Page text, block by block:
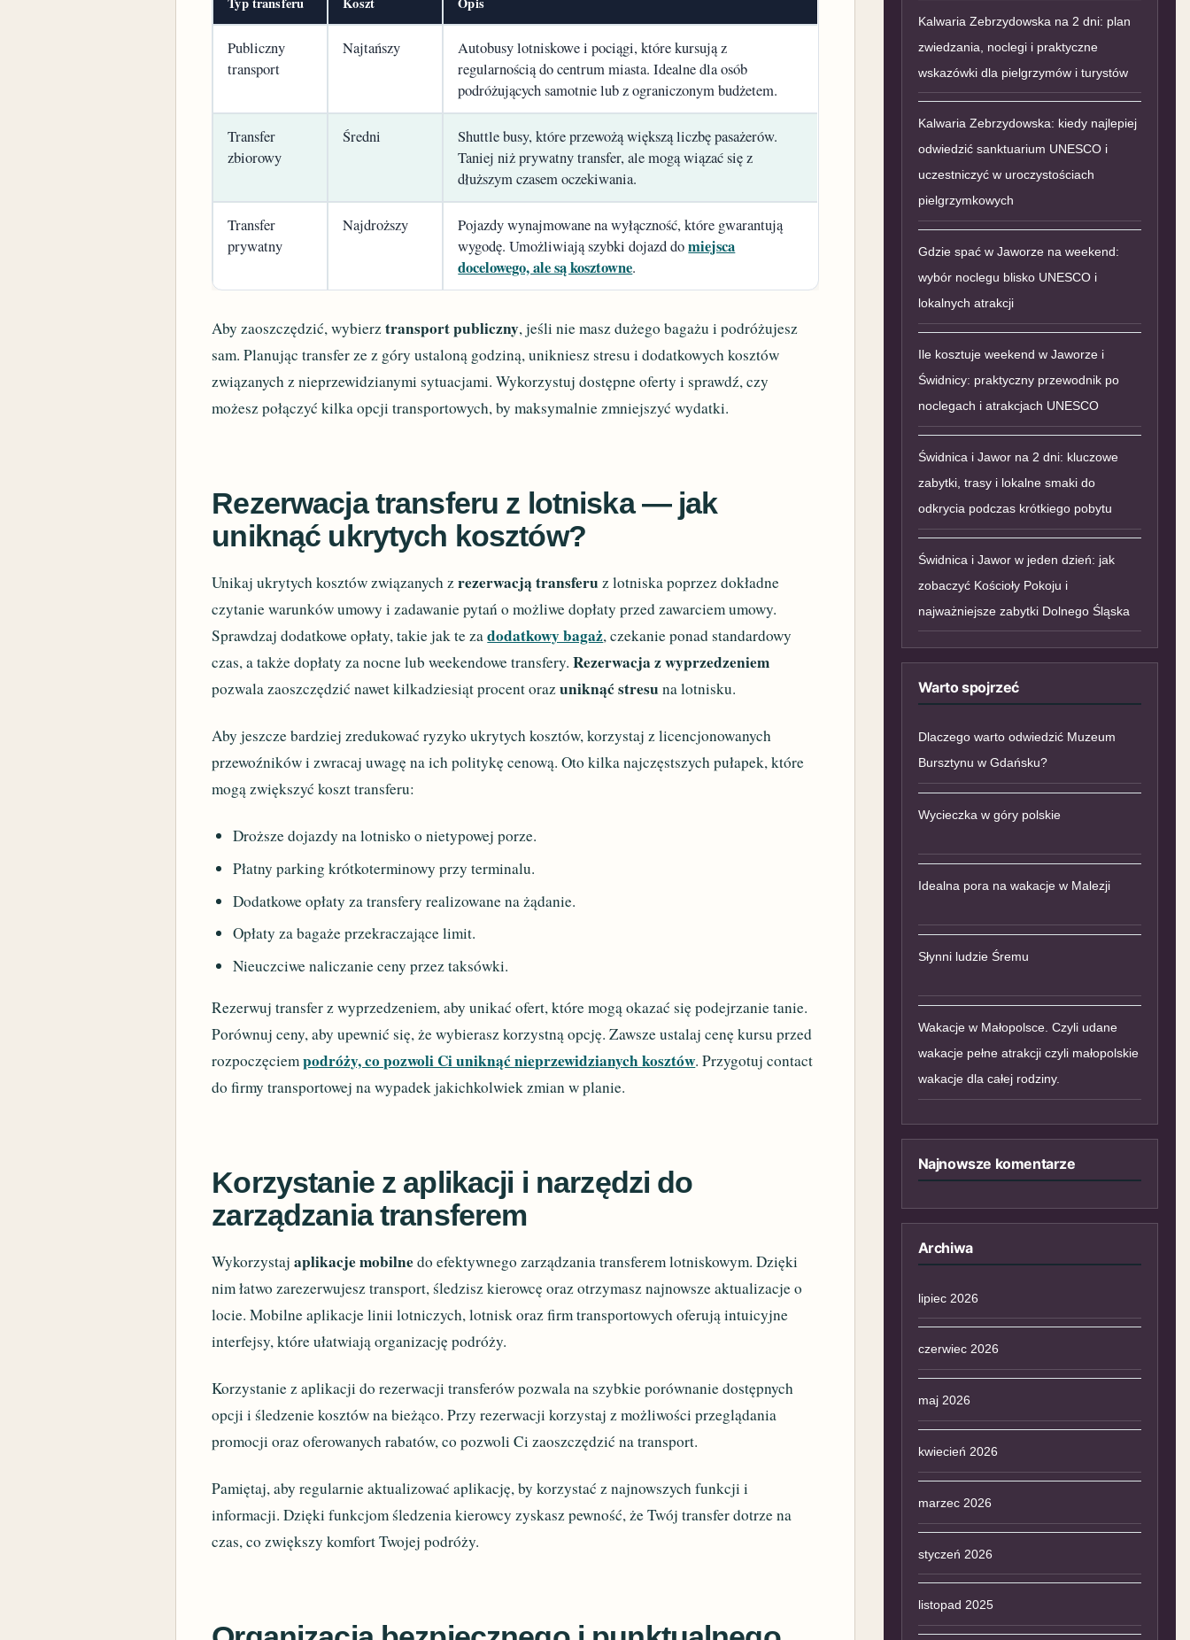
Publiczny
transport
Najtańszy
Autobusy lotniskowe i pociągi, które kursują z
regularnością do centrum miasta. Idealne dla osób
podróżujących samotnie lub z ograniczonym budżetem.
Transfer
zbiorowy
Średni
Shuttle busy, które przewożą większą liczbę pasażerów.
Taniej niż prywatny transfer, ale mogą wiązać się z
dłuższym czasem oczekiwania.
Transfer
prywatny
Najdroższy
Pojazdy wynajmowane na wyłączność, które gwarantują
wygodę. Umożliwiają szybki dojazd domiejsca
docelowego, ale są kosztowne.
Aby zaoszczędzić, wybierztransport publiczny, jeśli nie masz dużego bagażu i podróżujesz
sam. Planując transfer ze z góry ustaloną godziną, unikniesz stresu i dodatkowych kosztów
związanych z nieprzewidzianymi sytuacjami. Wykorzystuj dostępne oferty i sprawdź, czy
możesz połączyć kilka opcji transportowych, by maksymalnie zmniejszyć wydatki.
Rezerwacja transferu z lotniska — jak
uniknąć ukrytych kosztów?
Unikaj ukrytych kosztów związanych zrezerwacją transferuz lotniska poprzez dokładne
czytanie warunków umowy i zadawanie pytań o możliwe dopłaty przed zawarciem umowy.
Sprawdzaj dodatkowe opłaty, takie jak te zadodatkowy bagaż, czekanie ponad standardowy
czas, a także dopłaty za nocne lub weekendowe transfery. Rezerwacja z wyprzedzeniem
pozwala zaoszczędzić nawet kilkadziesiąt procent orazuniknąć stresuna lotnisku.
Aby jeszcze bardziej zredukować ryzyko ukrytych kosztów, korzystaj z licencjonowanych
przewoźników i zwracaj uwagę na ich politykę cenową. Oto kilka najczęstszych pułapek, które
mogą zwiększyć koszt transferu:
Droższe dojazdy na lotnisko o nietypowej porze.
Płatny parking krótkoterminowy przy terminalu.
Dodatkowe opłaty za transfery realizowane na żądanie.
Opłaty za bagaże przekraczające limit.
Nieuczciwe naliczanie ceny przez taksówki.
Rezerwuj transfer z wyprzedzeniem, aby unikać ofert, które mogą okazać się podejrzanie tanie.
Porównuj ceny, aby upewnić się, że wybierasz korzystną opcję. Zawsze ustalaj cenę kursu przed
rozpoczęciempodróży, co pozwoli Ci uniknąć nieprzewidzianych kosztów. Przygotuj contact
do firmy transportowej na wypadek jakichkolwiek zmian w planie.
Korzystanie z aplikacji i narzędzi do
zarządzania transferem
Wykorzystajaplikacje mobilnedo efektywnego zarządzania transferem lotniskowym. Dzięki
nim łatwo zarezerwujesz transport, śledzisz kierowcę oraz otrzymasz najnowsze aktualizacje o
locie. Mobilne aplikacje linii lotniczych, lotnisk oraz firm transportowych oferują intuicyjne
interfejsy, które ułatwiają organizację podróży.
Korzystanie z aplikacji do rezerwacji transferów pozwala na szybkie porównanie dostępnych
opcji i śledzenie kosztów na bieżąco. Przy rezerwacji korzystaj z możliwości przeglądania
promocji oraz oferowanych rabatów, co pozwoli Ci zaoszczędzić na transport.
Pamiętaj, aby regularnie aktualizować aplikację, by korzystać z najnowszych funkcji i
informacji. Dzięki funkcjom śledzenia kierowcy zyskasz pewność, że Twój transfer dotrze na
czas, co zwiększy komfort Twojej podróży.
Kalwaria Zebrzydowska na 2 dni: plan
zwiedzania, noclegi i praktyczne
wskazówki dla pielgrzymów i turystów
Kalwaria Zebrzydowska: kiedy najlepiej
odwiedzić sanktuarium UNESCO i
uczestniczyć w uroczystościach
pielgrzymkowych
Gdzie spać w Jaworze na weekend:
wybór noclegu blisko UNESCO i
lokalnych atrakcji
Ile kosztuje weekend w Jaworze i
Świdnicy: praktyczny przewodnik po
noclegach i atrakcjach UNESCO
Świdnica i Jawor na 2 dni: kluczowe
zabytki, trasy i lokalne smaki do
odkrycia podczas krótkiego pobytu
Świdnica i Jawor w jeden dzień: jak
zobaczyć Kościoły Pokoju i
najważniejsze zabytki Dolnego Śląska
Warto spojrzeć
Dlaczego warto odwiedzić Muzeum
Bursztynu w Gdańsku?
Wycieczka w góry polskie
Idealna pora na wakacje w Malezji
Słynni ludzie Śremu
Wakacje w Małopolsce. Czyli udane
wakacje pełne atrakcji czyli małopolskie
wakacje dla całej rodziny.
Najnowsze komentarze
Archiwa
lipiec 2026
czerwiec 2026
maj 2026
kwiecień 2026
marzec 2026
styczeń 2026
listopad 2025